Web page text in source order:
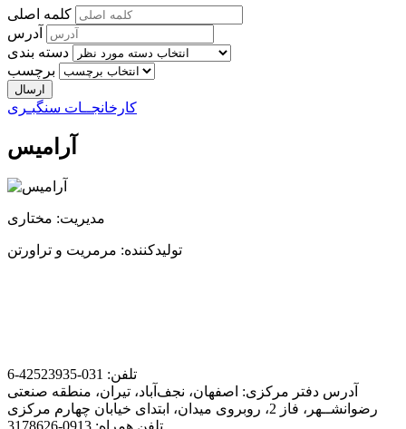
کلمه اصلی
آدرس
دسته بندی
برچسب
کارخانجــات سنگبـری
آرامیس
مدیریت: مختاری
تولیدکننده: مرمریت و تراورتن
تلفن: 031-42523935-6
آدرس دفتر مرکزی: اصفهان، نجف‌آباد، تیران، منطقه صنعتی
رضوانشــهر، فاز 2، روبروی میدان، ابتدای خیابان چهارم مرکزی
تلفن همراه: 0913-3178626